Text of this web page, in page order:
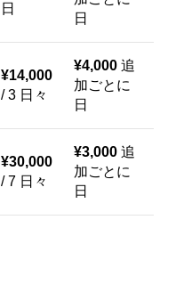
日
日
¥14,000
/ 3 日々
¥4,000 追
加ごとに
日
¥30,000
/ 7 日々
¥3,000 追
加ごとに
日